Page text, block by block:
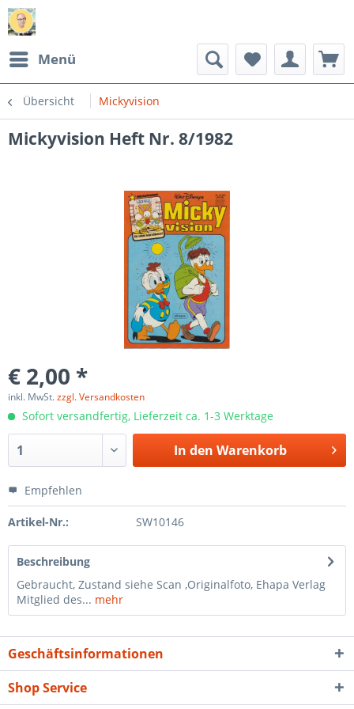
Menü
Übersicht Mickyvision
Mickyvision Heft Nr. 8/1982
€ 2,00 *
inkl. MwSt.zzgl. Versandkosten
Sofort versandfertig, Lieferzeit ca. 1-3 Werktage
In den Warenkorb
Empfehlen
Artikel-Nr.: SW10146
Beschreibung
Gebraucht, Zustand siehe Scan ,Originalfoto, Ehapa Verlag
Mitglied des... mehr
Geschäftsinformationen
Shop Service